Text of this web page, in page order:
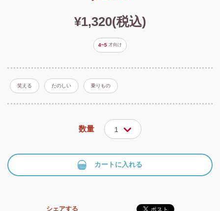
¥1,320(税込)
4~5 才向け
笑える たのしい 乗りもの
数量 1
カートに入れる
シェアする